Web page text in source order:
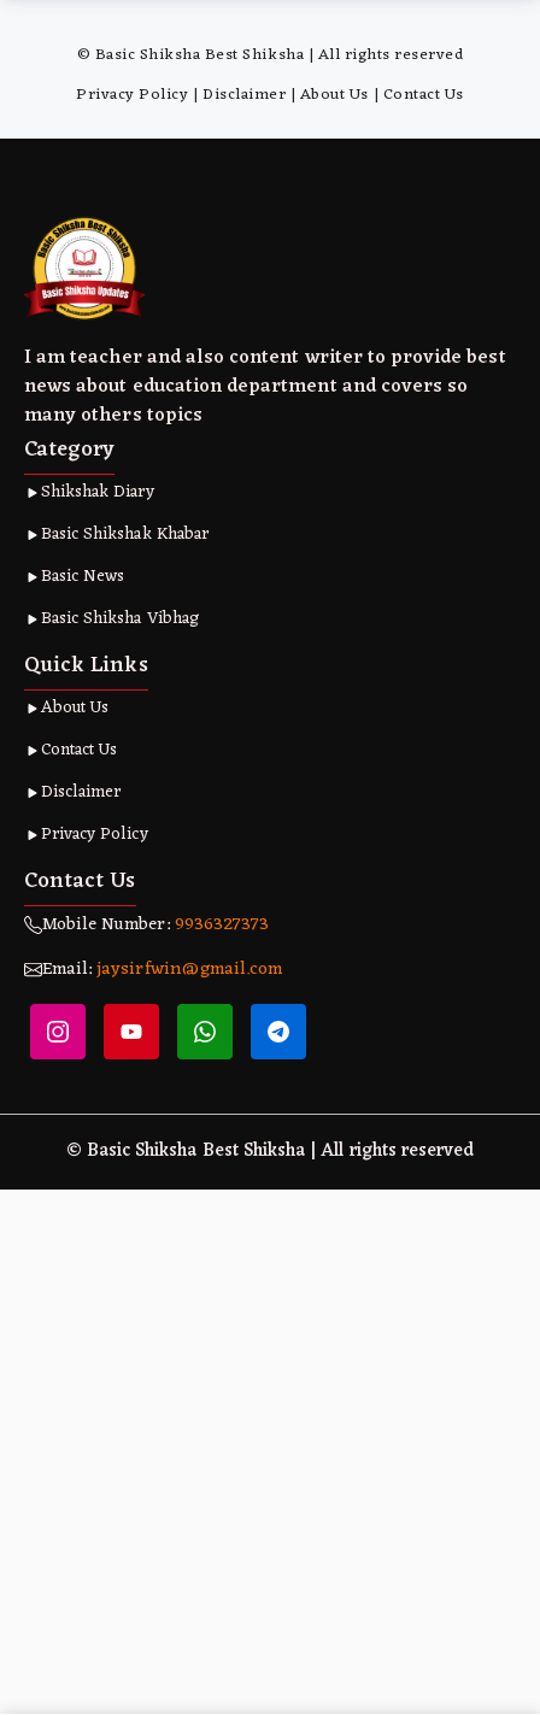
© Basic Shiksha Best Shiksha | All rights reserved
Privacy Policy |Disclaimer | About Us | Contact Us
I am teacher and also content writer to provide best
news about education department and covers so
many others topics
Category
Shikshak Diary
Basic Shikshak Khabar
Basic News
Basic Shiksha Vibhag
Quick Links
About Us
Contact Us
Disclaimer
Privacy Policy
Contact Us
Mobile Number:9936327373
Email:jaysirfwin@gmail.com
© Basic Shiksha Best Shiksha | All rights reserved